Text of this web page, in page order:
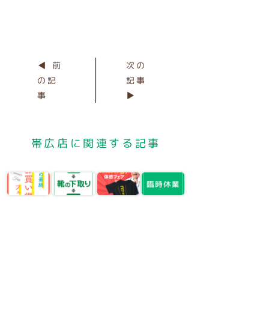
◀ 前
の記
事
次の
記事
▶
帯広店に関連する記事